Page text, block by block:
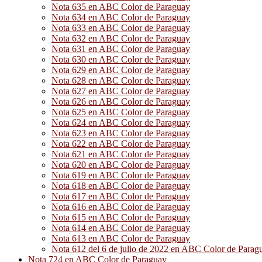
Nota 635 en ABC Color de Paraguay
Nota 634 en ABC Color de Paraguay
Nota 633 en ABC Color de Paraguay
Nota 632 en ABC Color de Paraguay
Nota 631 en ABC Color de Paraguay
Nota 630 en ABC Color de Paraguay
Nota 629 en ABC Color de Paraguay
Nota 628 en ABC Color de Paraguay
Nota 627 en ABC Color de Paraguay
Nota 626 en ABC Color de Paraguay
Nota 625 en ABC Color de Paraguay
Nota 624 en ABC Color de Paraguay
Nota 623 en ABC Color de Paraguay
Nota 622 en ABC Color de Paraguay
Nota 621 en ABC Color de Paraguay
Nota 620 en ABC Color de Paraguay
Nota 619 en ABC Color de Paraguay
Nota 618 en ABC Color de Paraguay
Nota 617 en ABC Color de Paraguay
Nota 616 en ABC Color de Paraguay
Nota 615 en ABC Color de Paraguay
Nota 614 en ABC Color de Paraguay
Nota 613 en ABC Color de Paraguay
Nota 612 del 6 de julio de 2022 en ABC Color de
Nota 724 en ABC Color de Paraguay